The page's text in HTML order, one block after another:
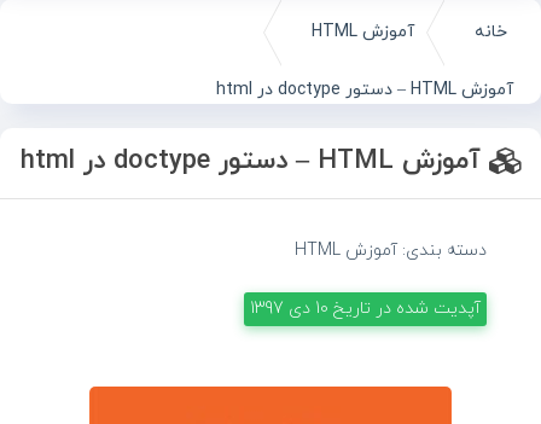
خانه آموزش HTML
آموزش HTML – دستور doctype در html
آموزش HTML – دستور doctype در html
دسته بندی:آموزش HTML
آپدیت شده در تاریخ 10 دی 1397